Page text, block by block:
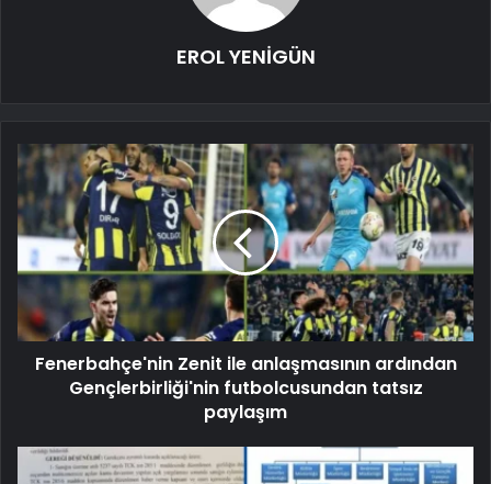
EROL YENİGÜN
Fenerbahçe'nin Zenit ile anlaşmasının ardından
Gençlerbirliği'nin futbolcusundan tatsız
paylaşım